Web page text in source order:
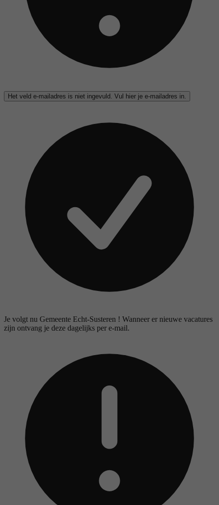
Het veld e-mailadres is niet ingevuld. Vul hier je e-mailadres in.
Je volgt nu Gemeente Echt-Susteren ! Wanneer er nieuwe vacatures
zijn ontvang je deze dagelijks per e-mail.